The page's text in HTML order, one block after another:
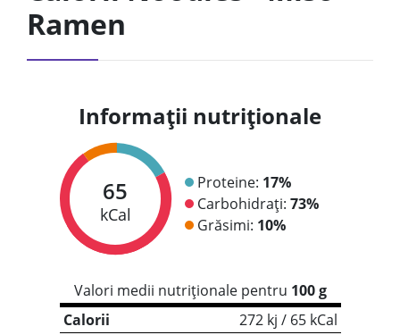
Ramen
Informații nutriționale
65
kCal
Proteine: 17%
Carbohidrați: 73%
Grăsimi: 10%
Valori medii nutriționale pentru 100 g
Calorii
272 kj / 65 kCal